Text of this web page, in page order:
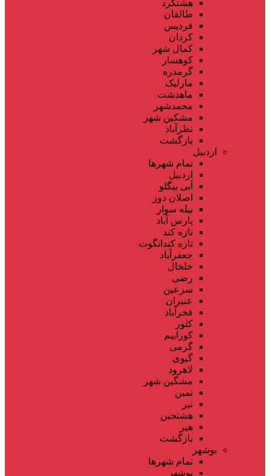
هشتگرد
طالقان
فردیس
کردان
کمال شهر
کوهسار
گرمدره
مارلیک
ماهدشت
محمدشهر
مشکین شهر
نظرآباد
بازگشت
اردبیل
تمام شهر‌ها
اردبیل
آبی بیگلو
اصلان دوز
بیله سوار
پارس آباد
تازه کند
تازه کندانگوت
جعفرآباد
خلخال
رضی
سرعین
عنبران
فخرآباد
کلور
کوراییم
گرمی
گیوی
لاهرود
مشگین شهر
نمین
نیر
هشتجین
هیر
بازگشت
بوشهر
تمام شهر‌ها
بوشهر